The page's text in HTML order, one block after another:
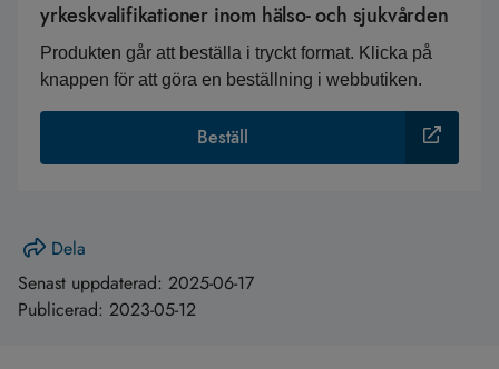
yrkeskvalifikationer inom hälso- och sjukvården
Produkten går att beställa i tryckt format. Klicka på
knappen för att göra en beställning i webbutiken.
Beställ
Dela
Senast uppdaterad: 2025-06-17
Publicerad: 2023-05-12